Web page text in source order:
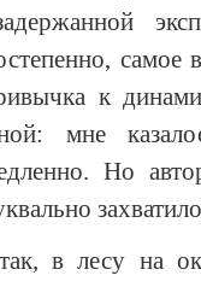
самое
к
мне
Но
в лесу на